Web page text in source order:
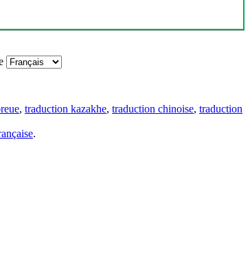
, traduction kazakhe, traduction chinoise, traduction
.